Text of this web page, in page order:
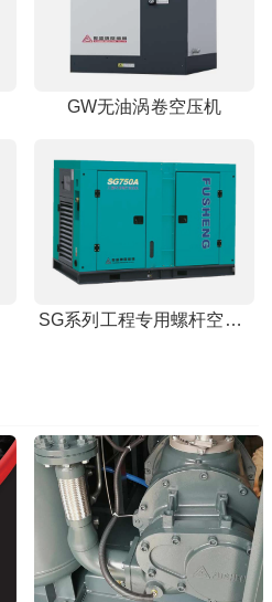
GW无油涡卷空压机
SG系列工程专用螺杆空压机